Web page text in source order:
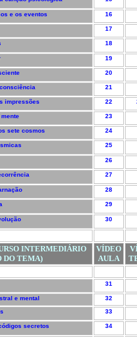
e os eventos 16
17
18
19
20
21
impressões 22
23
sete cosmos 24
25
26
27
28
29
30
INTERMEDIÁRIO
DO TEMA)
VÍDEO
AULA
31
e mental 32
33
secretos 34